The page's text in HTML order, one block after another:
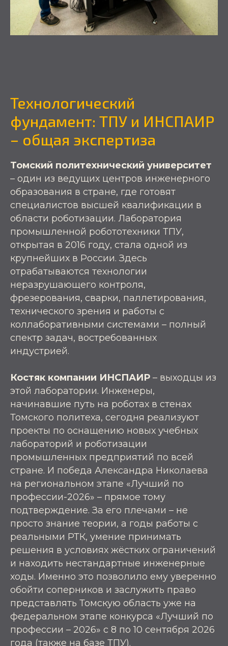
Технологический
фундамент: ТПУ и ИНСПАИР
– общая экспертиза
Томский политехнический университет
– один из ведущих центров инженерного
образования в стране, где готовят
специалистов высшей квалификации в
области роботизации. Лаборатория
промышленной робототехники ТПУ,
открытая в 2016 году, стала одной из
крупнейших в России. Здесь
отрабатываются технологии
неразрушающего контроля,
фрезерования, сварки, паллетирования,
технического зрения и работы с
коллаборативными системами – полный
спектр задач, востребованных
индустрией.
Костяк компании ИНСПАИР – выходцы из
этой лаборатории. Инженеры,
начинавшие путь на роботах в стенах
Томского политеха, сегодня реализуют
проекты по оснащению новых учебных
лабораторий и роботизации
промышленных предприятий по всей
стране. И победа Александра Николаева
на региональном этапе «Лучший по
профессии-2026» – прямое тому
подтверждение. За его плечами – не
просто знание теории, а годы работы с
реальными РТК, умение принимать
решения в условиях жёстких ограничений
и находить нестандартные инженерные
ходы. Именно это позволило ему уверенно
обойти соперников и заслужить право
представлять Томскую область уже на
федеральном этапе конкурса «Лучший по
профессии – 2026» с 8 по 10 сентября 2026
года (также на базе ТПУ).